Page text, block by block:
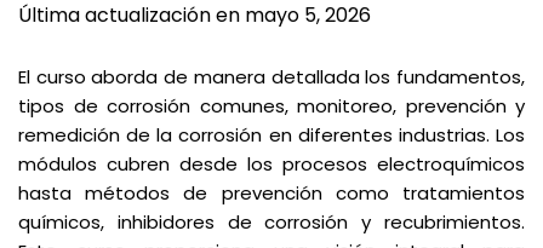
Última actualización en mayo 5, 2026
El curso aborda de manera detallada los fundamentos,
tipos de corrosión comunes, monitoreo, prevención y
remedición de la corrosión en diferentes industrias. Los
módulos cubren desde los procesos electroquímicos
hasta métodos de prevención como tratamientos
químicos, inhibidores de corrosión y recubrimientos.